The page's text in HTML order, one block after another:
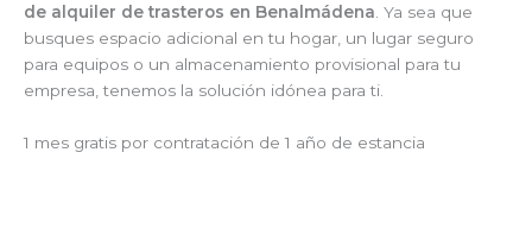
de alquiler de trasteros en Benalmádena . Ya sea que
busques espacio adicional en tu hogar, un lugar seguro
para equipos o un almacenamiento provisional para tu
empresa, tenemos la solución idónea para ti.
1 mes gratis por contratación de 1 año de estancia